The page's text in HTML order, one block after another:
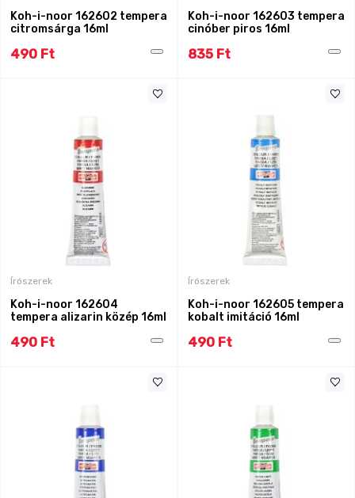
Koh-i-noor 162602 tempera
citromsárga 16ml
490 Ft
Koh-i-noor 162603 tempera
cinóber piros 16ml
835 Ft
Írószerek
Koh-i-noor 162604
tempera alizarin közép 16ml
490 Ft
Írószerek
Koh-i-noor 162605 tempera
kobalt imitáció 16ml
490 Ft